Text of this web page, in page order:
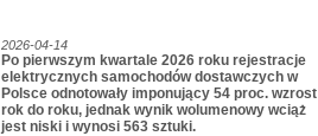
2026-04-14
Po pierwszym kwartale 2026 roku rejestracje
elektrycznych samochodów dostawczych w
Polsce odnotowały imponujący 54 proc. wzrost
rok do roku, jednak wynik wolumenowy wciąż
jest niski i wynosi 563 sztuki.